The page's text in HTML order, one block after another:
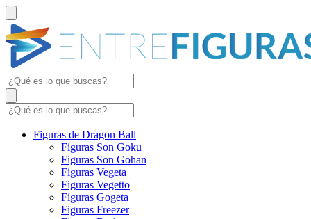
Figuras de Dragon Ball
Figuras Son Goku
Figuras Son Gohan
Figuras Vegeta
Figuras Vegetto
Figuras Gogeta
Figuras Freezer